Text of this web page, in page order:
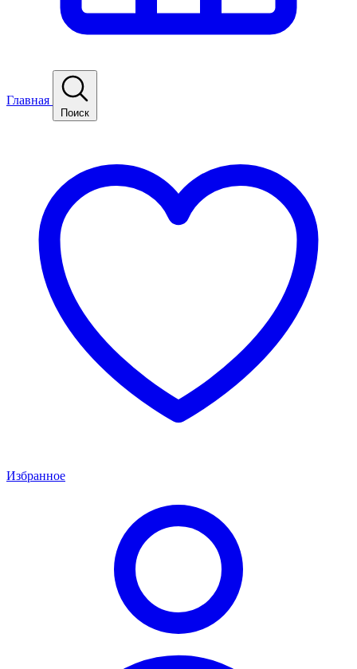
Главная
Поиск
Избранное